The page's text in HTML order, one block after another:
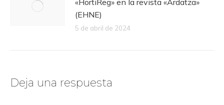
«HortiReg» en la revista «Ardatza»
(EHNE)
5 de abril de 2024
Deja una respuesta